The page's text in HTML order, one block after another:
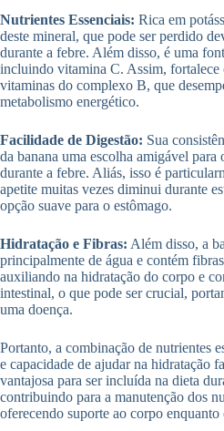
Nutrientes Essenciais: Rica em
deste mineral, que pode ser perdido
durante a febre. Além disso, é uma
incluindo vitamina C. Assim, fortalece
vitaminas do complexo B, que
metabolismo energético.
Facilidade de Digestão: Sua
da banana uma escolha amigável
durante a febre. Aliás, isso é
apetite muitas vezes diminui durante
opção suave para o estômago.
Hidratação e Fibras: Além disso, a
principalmente de água e contém
auxiliando na hidratação do corpo e
intestinal, o que pode ser crucial,
uma doença.
Portanto, a combinação de nutrientes
e capacidade de ajudar na hidratação
vantajosa para ser incluída na dieta
contribuindo para a manutenção dos
oferecendo suporte ao corpo